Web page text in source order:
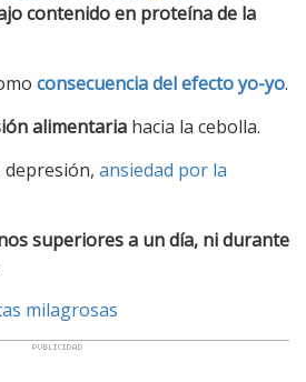
contenido en proteína de la
consecuencia del efecto yo-yo.
alimentaria hacia la cebolla.
depresión, ansiedad por la
superiores a un día, ni durante
milagrosas